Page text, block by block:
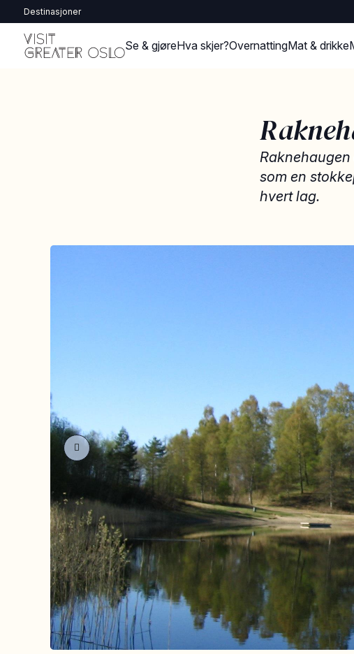
Destinasjoner
Se & gjøreHva skjer?OvernattingMat & drikke
som en
hvert lag.